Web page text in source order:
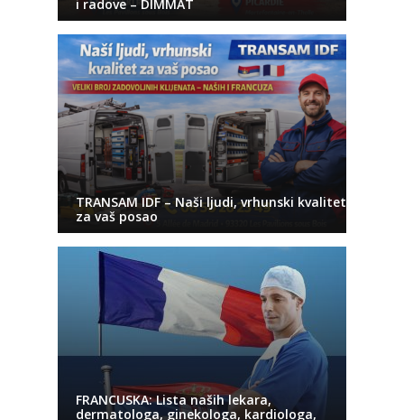
i radove – DIMMAT
TRANSAM IDF – Naši ljudi, vrhunski kvalitet
za vaš posao
FRANCUSKA: Lista naših lekara,
dermatologa, ginekologa, kardiologa,